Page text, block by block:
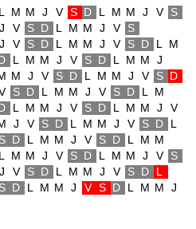
L M M J V S D L M M J V
S
J V S D L M M J V
S
J V S D L M M J V S D L
M
L M M J V S D L M M
J
M J V S D L M M J V S D
S D L M M J V S D L
M
L M M J V S D L M M J
V
J V S D L M M J V S D
L
S D L M M J V S D L M M
L M M J V S D L M M J V
S
J V S D L M M J V S D
L
S D L M M J V S D L M M J